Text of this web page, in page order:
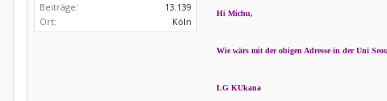
Beiträge:
13.139
Ort:
Köln
Hi Michu,
Wie wärs mit der obigen Adresse in der Uni
LG KUkana